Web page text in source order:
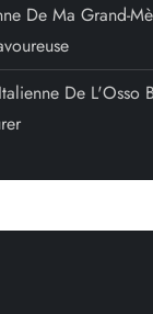
De Ma Grand-
De L'Osso